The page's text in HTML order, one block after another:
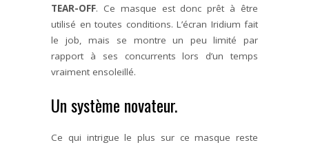
TEAR-OFF. Ce masque est donc prêt à être
utilisé en toutes conditions. L’écran Iridium fait
le job, mais se montre un peu limité par
rapport à ses concurrents lors d’un temps
vraiment ensoleillé.
Un système novateur.
Ce qui intrigue le plus sur ce masque reste